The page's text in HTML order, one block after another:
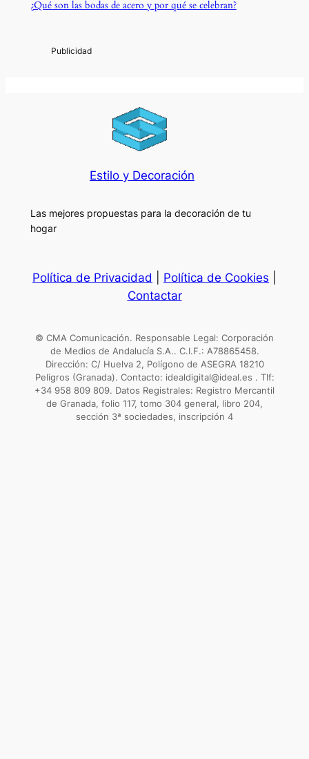
¿Qué son las bodas de acero y por qué se celebran?
Estilo y Decoración
Las mejores propuestas para la decoración de tu
hogar
Política de Privacidad Política de Cookies
Contactar
© CMA Comunicación. Responsable Legal: Corporación
de Medios de Andalucía S.A.. C.I.F.: A78865458.
Dirección: C/ Huelva 2, Polígono de ASEGRA 18210
Peligros (Granada). Contacto: idealdigital@ideal.es . Tlf:
+34 958 809 809. Datos Registrales: Registro Mercantil
de Granada, folio 117, tomo 304 general, libro 204,
sección 3ª sociedades, inscripción 4